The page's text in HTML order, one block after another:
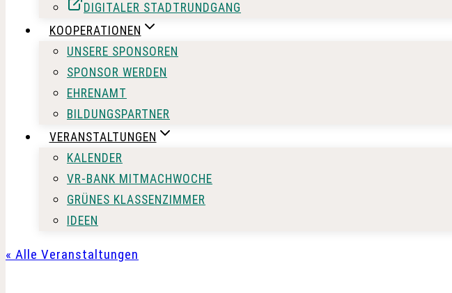
DIGITALER STADTRUNDGANG
KOOPERATIONEN
UNSERE SPONSOREN
SPONSOR WERDEN
EHRENAMT
BILDUNGSPARTNER
VERANSTALTUNGEN
KALENDER
VR-BANK MITMACHWOCHE
GRÜNES KLASSENZIMMER
IDEEN
« Alle Veranstaltungen